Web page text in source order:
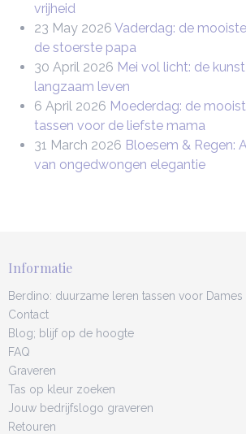
vrijheid
23 May 2026 Vaderdag: de
de stoerste papa
30 April 2026 Mei vol licht: de
langzaam leven
6 April 2026 Moederdag: de
tassen voor de liefste mama
31 March 2026 Bloesem & Regen:
van ongedwongen elegantie
Informatie
Berdino: duurzame leren tassen voor Dames
Contact
Blog; blijf op de hoogte
FAQ
Graveren
Tas op kleur zoeken
Jouw bedrijfslogo graveren
Retouren